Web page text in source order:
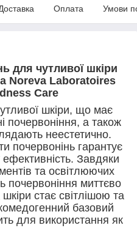
Оплата Умови
для чутливої шкіри
Noreva Laboratoires
Care
шкіри, що має
почервоніння, а також
неестетично.
почервонінь гарантує
ефективність. Завдяки
та освітлюючих
почервоніння миттєво
стає світлішою та
базовий
для використання як